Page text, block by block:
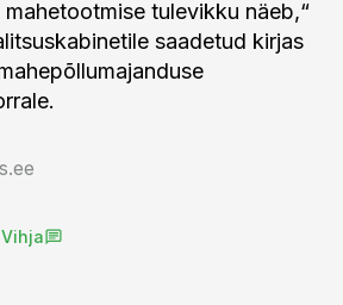
mahetootmise tulevikku näeb,“
saadetud kirjas
Vihja